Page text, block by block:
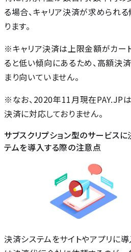
る場合、キャリア決済が求められ
ります。
※キャリア決済は上限金額がカー
ると低い傾向にあるため、高額決
まり向いていません。
※なお、2020年11月現在PAY.JP
決済に対応しておりません。
サブスクリプション型のサービス
テムを導入する際の注意点
決済システムをサイトやアプリに